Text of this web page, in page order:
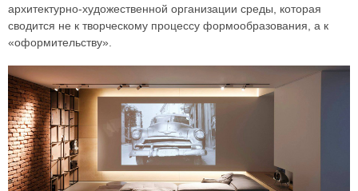
архитектурно-художественной организации среды, которая
сводится не к творческому процессу формообразования, а к
«оформительству».